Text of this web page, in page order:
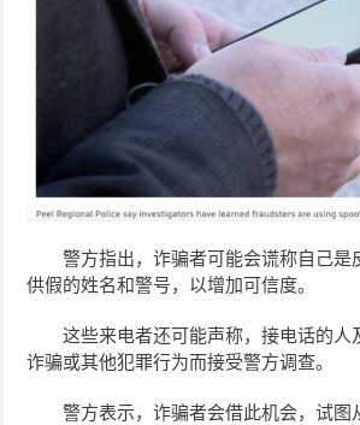
警方指出，诈骗者可能会谎称自己是
供假的姓名和警号，以增加可信度。
这些来电者还可能声称，接电话的人
诈骗或其他犯罪行为而接受警方调查。
警方表示，诈骗者会借此机会，试图